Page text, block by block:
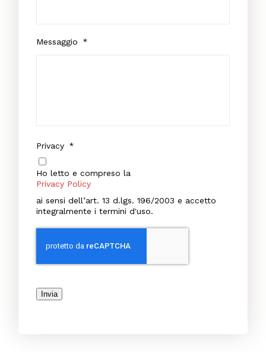
Messaggio *
Privacy *
Ho letto e compreso la
Privacy Policy
ai sensi dell’art. 13 d.lgs. 196/2003 e accetto
integralmente i termini d'uso.
Invia